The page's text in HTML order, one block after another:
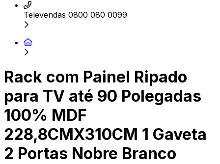
Televendas 0800 080 0099
Rack com Painel Ripado
para TV até 90 Polegadas
100% MDF
228,8CMX310CM 1 Gaveta
2 Portas Nobre Branco